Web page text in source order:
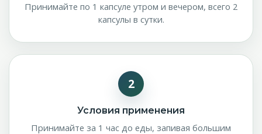
Принимайте по 1 капсуле утром и вечером, всего 2
капсулы в сутки.
2
Условия применения
Принимайте за 1 час до еды, запивая большим